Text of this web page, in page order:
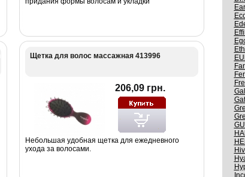
Щетка для волос массажная 413996
206,09 грн.
Небольшая удобная щетка для ежедневного
ухода за волосами.